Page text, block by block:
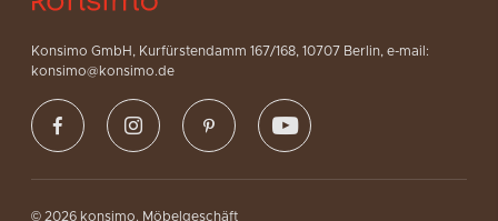
Konsimo GmbH, Kurfürstendamm 167/168, 10707 Berlin, e-mail:
konsimo@konsimo.de
© 2026 konsimo. Möbelgeschäft